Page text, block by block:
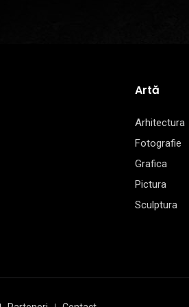
Artă
Arhitectura
Fotografie
Grafica
Pictura
Sculptura